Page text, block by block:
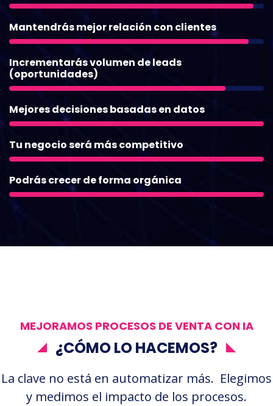
Mantendrás mejor relación con clientes
Incrementarás volumen de leads
(oportunidades)
Mejores decisiones basadas en datos
Tu negocio será más competitivo
Podrás crecer de forma orgánica
MEJORAMOS PROCESOS DE VENTA CON IA
¿CÓMO LO HACEMOS?
La clave no está en automatizar más. Elegimos
y medimos el impacto de los procesos.